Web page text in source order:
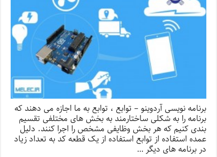
برنامه نویسی آردوینو – توابع ، توابع به ما اجازه می دهند که
برنامه را به شکلی ساختارمند به بخش های مختلفی تقسیم
بندی کنیم که هر بخش وظایفی مشخص را اجرا کنند. دلیل
عمده استفاده از توابع استفاده از یک قطعه کد به تعداد زیاد
در برنامه های دیگر …